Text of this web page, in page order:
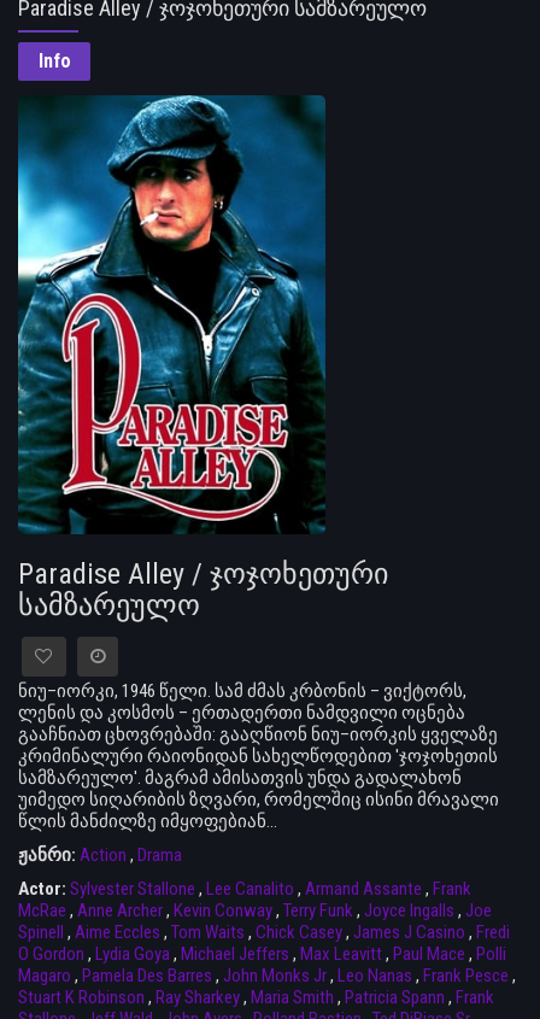
Paradise Alley / ჯოჯოხეთური სამზარეულო
Info
Paradise Alley / ჯოჯოხეთური
სამზარეულო
ნიუ–იორკი, 1946 წელი. სამ ძმას კრბონის – ვიქტორს,
ლენის და კოსმოს – ერთადერთი ნამდვილი ოცნება
გააჩნიათ ცხოვრებაში: გააღწიონ ნიუ–იორკის ყველაზე
კრიმინალური რაიონიდან სახელწოდებით 'ჯოჯოხეთის
სამზარეულო'. მაგრამ ამისათვის უნდა გადალახონ
უიმედო სიღარიბის ზღვარი, რომელშიც ისინი მრავალი
წლის მანძილზე იმყოფებიან...
ჟანრი: Action , Drama
Actor: Sylvester Stallone , Lee Canalito , Armand Assante , Frank
McRae , Anne Archer, Kevin Conway, Terry Funk , Joyce Ingalls , Joe
Spinell , Aime Eccles , Tom Waits , Chick Casey, James J Casino , Fredi
O Gordon , Lydia Goya, Michael Jeffers , Max Leavitt, Paul Mace , Polli
Magaro , Pamela Des Barres , John Monks Jr, Leo Nanas , Frank Pesce ,
Stuart K Robinson , Ray Sharkey, Maria Smith , Patricia Spann , Frank